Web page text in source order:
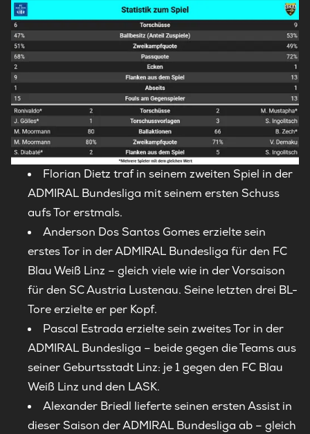
Florian Dietz traf in seinem zweiten Spiel in der
ADMIRAL Bundesliga mit seinem ersten Schuss
aufs Tor erstmals.
Anderson Dos Santos Gomes erzielte sein
erstes Tor in der ADMIRAL Bundesliga für den FC
Blau Weiß Linz – gleich viele wie in der Vorsaison
für den SC Austria Lustenau. Seine letzten drei BL-
Tore erzielte er per Kopf.
Pascal Estrada erzielte sein zweites Tor in der
ADMIRAL Bundesliga – beide gegen die Teams aus
seiner Geburtsstadt Linz: je 1 gegen den FC Blau
Weiß Linz und den LASK.
Alexander Briedl lieferte seinen ersten Assist in
dieser Saison der ADMIRAL Bundesliga ab – gleich